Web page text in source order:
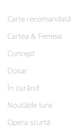
Carte recomandată
Cartea & Femeia
Concept
Dosar
În curând
Noutățile lunii
Opera scurtă